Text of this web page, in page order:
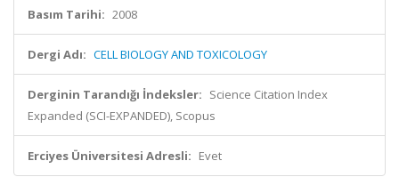
Basım Tarihi: 2008
Dergi Adı: CELL BIOLOGY AND TOXICOLOGY
Derginin Tarandığı İndeksler: Science Citation Index
Expanded (SCI-EXPANDED), Scopus
Erciyes Üniversitesi Adresli: Evet